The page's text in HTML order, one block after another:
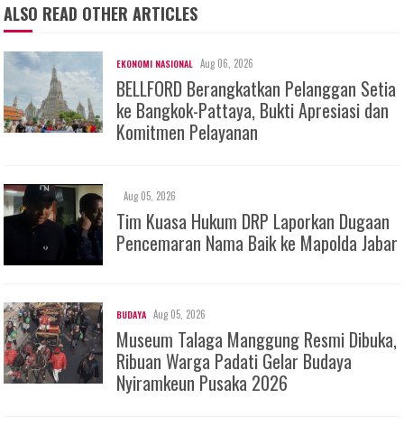
ALSO READ OTHER ARTICLES
EKONOMI NASIONAL Aug 06, 2026
BELLFORD Berangkatkan Pelanggan Setia
ke Bangkok-Pattaya, Bukti Apresiasi dan
Komitmen Pelayanan
Aug 05, 2026
Tim Kuasa Hukum DRP Laporkan Dugaan
Pencemaran Nama Baik ke Mapolda Jabar
BUDAYA Aug 05, 2026
Museum Talaga Manggung Resmi Dibuka,
Ribuan Warga Padati Gelar Budaya
Nyiramkeun Pusaka 2026